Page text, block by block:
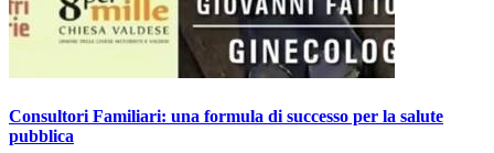
Consultori Familiari: una formula di successo per la salute
pubblica